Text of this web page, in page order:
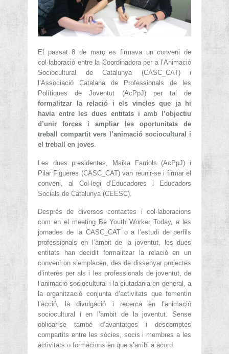
El passat 8 de març es firmava un conveni de
col·laboració entre la Coordinadora per a l’Animació
Sociocultural de Catalunya (CASC_CAT) i
l’Associació Catalana de Professionals de les
Polítiques de Joventut (AcPpJ) per tal de
formalitzar la relació i els vincles que ja hi
havia entre les dues entitats i amb l’objectiu
d’unir forces i ampliar les oportunitats de
treball compartit vers l’animació sociocultural i
el treball en joves.
Les dues presidentes, Maika Farriols (AcPpJ) i
Pilar Figueres (CASC_CAT) van reunir-se i firmar el
conveni, al Col·legi d’Educadores i Educadors
Socials de Catalunya (CEESC).
Després de diversos contactes i col·laboracions
com en el meeting Be Youth Worker Today, a les
jornades de la CASC_CAT o a l’estudi de perfils
professionals en l’àmbit de la joventut, les dues
entitats han decidit formalitzar la relació en un
conveni on s’emplacen, des de dissenyar projectes
d’interès per als i les professionals de joventut, de
l’animació sociocultural i la ciutadania en general, a
la organització conjunta d’activitats que fomentin
l’acció, la divulgació i recerca en l’animació
sociocultural i en l’àmbit de la joventut. Sense
oblidar-se també d’avantatges i descomptes
compartits entre les sòcies, socis i membres a les
activitats o formacions en que s’arribi a acord.